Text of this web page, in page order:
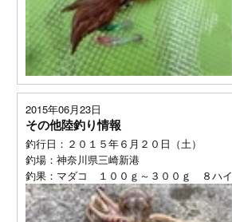
2015年06月23日
その他陸釣り情報
釣行日：２０１５年６月２０日（土）
釣場：神奈川県三崎新港
釣果：マダコ １００ｇ～３００ｇ ８ハイ